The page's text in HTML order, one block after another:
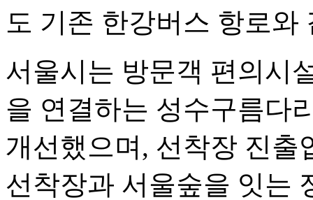
도 기존 한강버스 항로와
서울시는 방문객 편의시
을 연결하는 성수구름다
개선했으며, 선착장 진출
선착장과 서울숲을 잇는